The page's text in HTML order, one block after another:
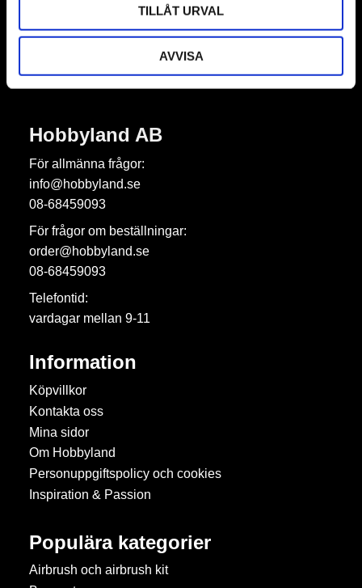
TILLÅT URVAL
AVVISA
Dina personuppgifter behandlas i enlighet med vår
Hobbyland AB
För allmänna frågor:
info@hobbyland.se
08-68459093
För frågor om beställningar:
order@hobbyland.se
08-68459093
Telefontid:
vardagar mellan 9-11
Information
Köpvillkor
Kontakta oss
Mina sidor
Om Hobbyland
Personuppgiftspolicy och cookies
Inspiration & Passion
Populära kategorier
Airbrush och airbrush kit